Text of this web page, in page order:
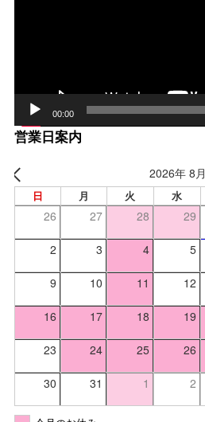
00:00
営業日案内
2026年 8月
日 月 火 水
26 27 28 29
2 3 4 5
9 10 11 12
16 17 18 19
23 24 25 26
30 31 1 2